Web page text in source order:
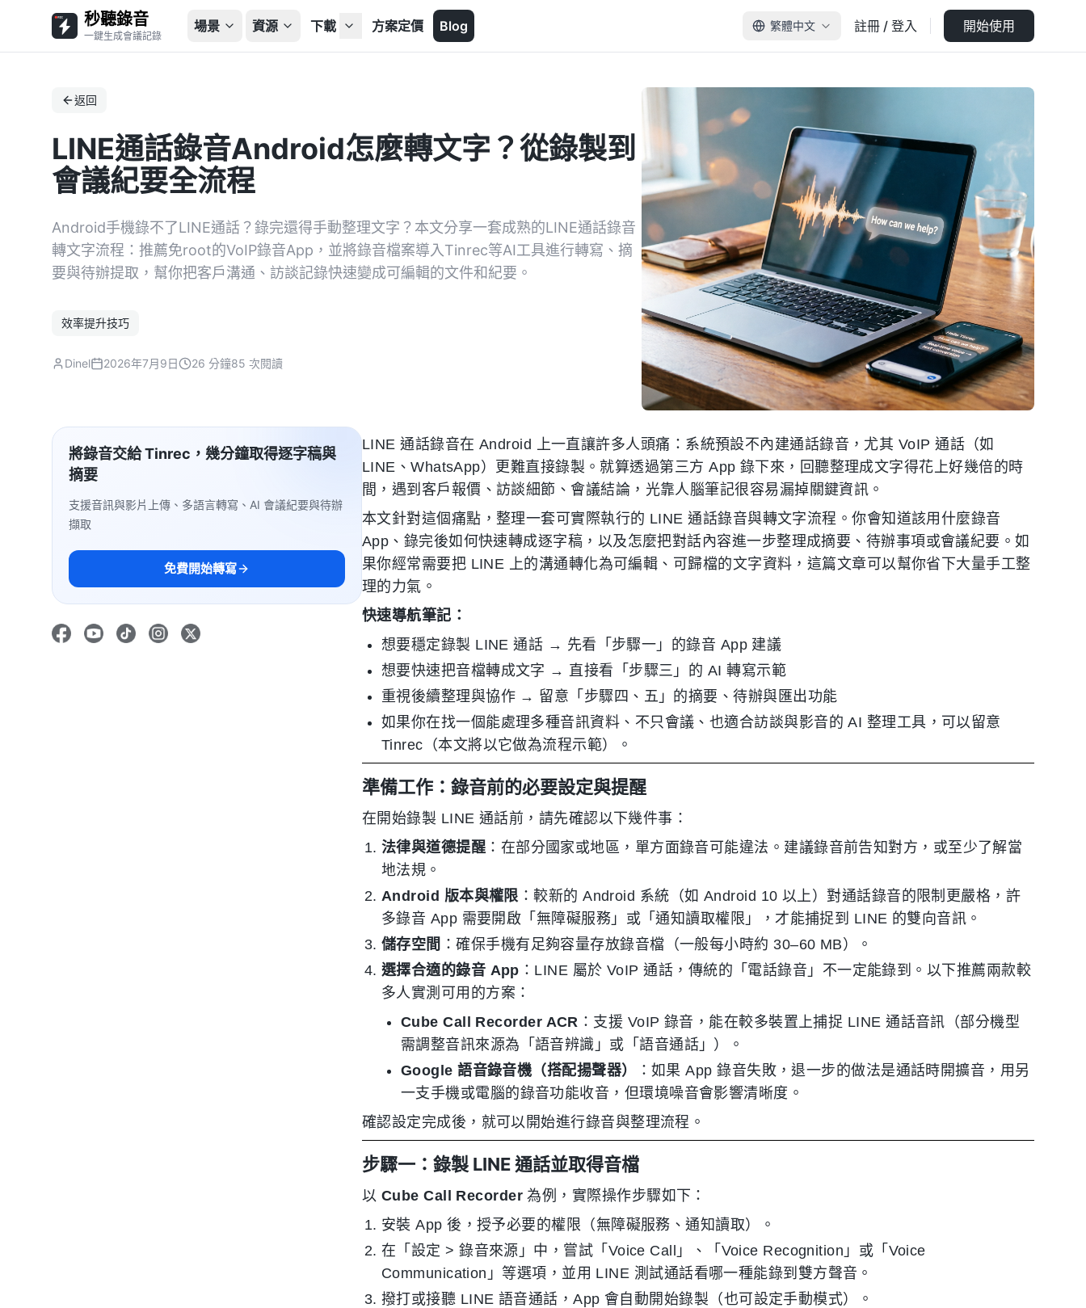
秒聽錄音
一鍵生成會議記錄
場景 資源 下載 方案定價 Blog 繁體中文 註冊 / 登入 開始使用
返回
LINE通話錄音Android怎麼轉文字？從錄製到
會議紀要全流程
Android手機錄不了LINE通話？錄完還得手動整理文字？本文分享一套成熟的LINE通話錄音
轉文字流程：推薦免root的VoIP錄音App，並將錄音檔案導入Tinrec等AI工具進行轉寫、摘
要與待辦提取，幫你把客戶溝通、訪談記錄快速變成可編輯的文件和紀要。
效率提升技巧
Dinel 2026年7月9日 26 分鐘85 次閱讀
將錄音交給 Tinrec，幾分鐘取得逐字稿與
摘要
支援音訊與影片上傳、多語言轉寫、AI 會議紀要與待辦
擷取
免費開始轉寫
LINE 通話錄音在 Android 上一直讓許多人頭痛：系統預設不內建通話錄音，尤其 VoIP 通話（如
LINE、WhatsApp）更難直接錄製。就算透過第三方 App 錄下來，回聽整理成文字得花上好幾倍的時
間，遇到客戶報價、訪談細節、會議結論，光靠人腦筆記很容易漏掉關鍵資訊。
本文針對這個痛點，整理一套可實際執行的 LINE 通話錄音與轉文字流程。你會知道該用什麼錄音
App、錄完後如何快速轉成逐字稿，以及怎麼把對話內容進一步整理成摘要、待辦事項或會議紀要。如
果你經常需要把 LINE 上的溝通轉化為可編輯、可歸檔的文字資料，這篇文章可以幫你省下大量手工整
理的力氣。
快速導航筆記：
想要穩定錄製 LINE 通話 → 先看「步驟一」的錄音 App 建議
想要快速把音檔轉成文字 → 直接看「步驟三」的 AI 轉寫示範
重視後續整理與協作 → 留意「步驟四、五」的摘要、待辦與匯出功能
如果你在找一個能處理多種音訊資料、不只會議、也適合訪談與影音的 AI 整理工具，可以留意
Tinrec（本文將以它做為流程示範）。
準備工作：錄音前的必要設定與提醒
在開始錄製 LINE 通話前，請先確認以下幾件事：
法律與道德提醒 ：在部分國家或地區，單方面錄音可能違法。建議錄音前告知對方，或至少了解當
地法規。
Android 版本與權限 ：較新的 Android 系統（如 Android 10 以上）對通話錄音的限制更嚴格，許
多錄音 App 需要開啟「無障礙服務」或「通知讀取權限」，才能捕捉到 LINE 的雙向音訊。
儲存空間 ：確保手機有足夠容量存放錄音檔（一般每小時約 30–60 MB）。
選擇合適的錄音 App ：LINE 屬於 VoIP 通話，傳統的「電話錄音」不一定能錄到。以下推薦兩款較
多人實測可用的方案：
Cube Call Recorder ACR ：支援 VoIP 錄音，能在較多裝置上捕捉 LINE 通話音訊（部分機型
需調整音訊來源為「語音辨識」或「語音通話」）。
Google 語音錄音機（搭配揚聲器）
：如果 App 錄音失敗，退一步的做法是通話時開擴音，用另
一支手機或電腦的錄音功能收音，但環境噪音會影響清晰度。
確認設定完成後，就可以開始進行錄音與整理流程。
步驟一：錄製 LINE 通話並取得音檔
以 Cube Call Recorder 為例，實際操作步驟如下：
安裝 App 後，授予必要的權限（無障礙服務、通知讀取）。
在「設定 > 錄音來源」中，嘗試「Voice Call」、「Voice Recognition」或「Voice
Communication」等選項，並用 LINE 測試通話看哪一種能錄到雙方聲音。
撥打或接聽 LINE 語音通話，App 會自動開始錄製（也可設定手動模式）。